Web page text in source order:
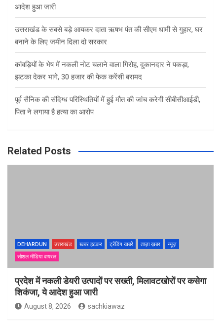
आदेश हुआ जारी
उत्तराखंड के सबसे बड़े आयकर दाता ऋषभ पंत की सीएम धामी से गुहार, घर
बनाने के लिए जमीन दिला दो सरकार
कांवड़ियों के भेष में नकली नोट चलाने वाला गिरोह, दुकानदार ने पकड़ा,
झटका देकर भागे, 30 हजार की फेक करेंसी बरामद
पूर्व सैनिक की संदिग्ध परिस्थितियों में हुई मौत की जांच करेगी सीबीसीआईडी,
पिता ने लगाया है हत्या का आरोप
Related Posts
DEHARDUN उत्तराखंड खबर हटकर ट्रेंडिंग खबरें ताज़ा ख़बर
न्यूज़
सोशल मीडिया वायरल
प्रदेश में नकली डेयरी उत्पादों पर सख्ती, मिलावटखोरों पर कसेगा
शिकंजा, ये आदेश हुआ जारी
August 8, 2026 sachkiawaz